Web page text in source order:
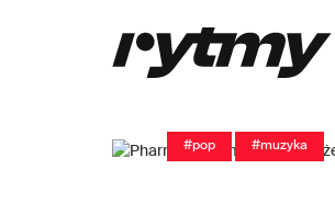
#pop #muzyka